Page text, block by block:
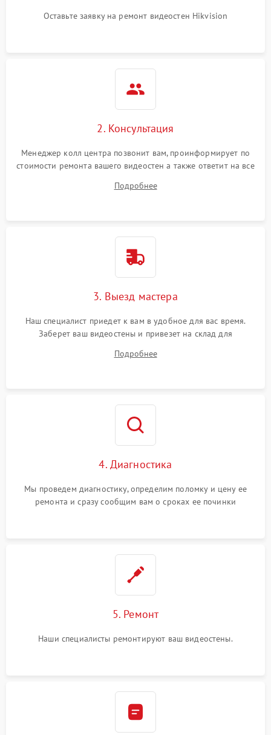
Оставьте заявку на ремонт видеостен Hikvision
2. Консультация
Менеджер колл центра позвонит вам, проинформирует по
стоимости ремонта вашего видеостен а также ответит на все
Подробнее
3. Выезд мастера
Наш специалист приедет к вам в удобное для вас время.
Заберет ваш видеостены и привезет на склад для
Подробнее
4. Диагностика
Мы проведем диагностику, определим поломку и цену ее
ремонта и сразу сообщим вам о сроках ее починки
5. Ремонт
Наши специалисты ремонтируют ваш видеостены.